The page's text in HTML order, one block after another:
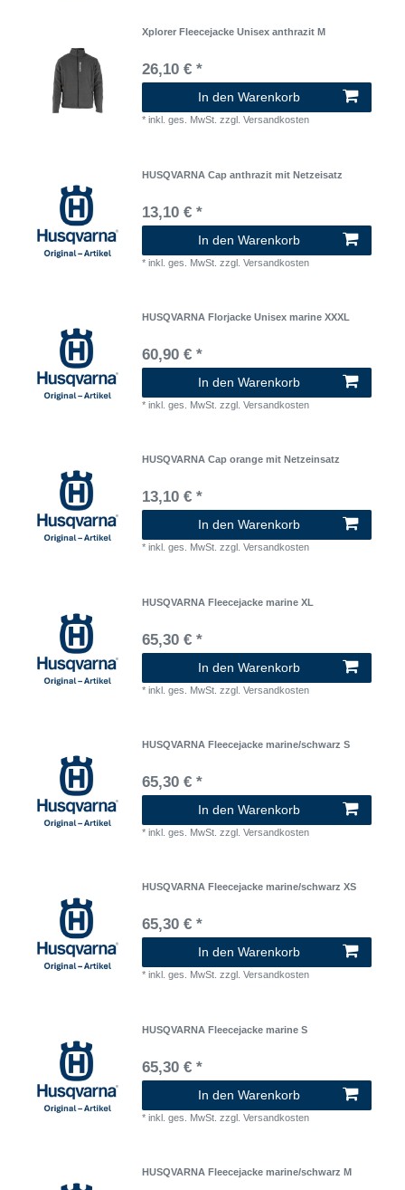
Xplorer Fleecejacke Unisex anthrazit M
26,10 € *
In den Warenkorb
*inkl. ges. MwSt. zzgl.Versandkosten
HUSQVARNA Cap anthrazit mit Netzeisatz
13,10 € *
In den Warenkorb
*inkl. ges. MwSt. zzgl.Versandkosten
HUSQVARNA Florjacke Unisex marine XXXL
60,90 € *
In den Warenkorb
*inkl. ges. MwSt. zzgl.Versandkosten
HUSQVARNA Cap orange mit Netzeinsatz
13,10 € *
In den Warenkorb
*inkl. ges. MwSt. zzgl.Versandkosten
HUSQVARNA Fleecejacke marine XL
65,30 € *
In den Warenkorb
*inkl. ges. MwSt. zzgl.Versandkosten
HUSQVARNA Fleecejacke marine/schwarz S
65,30 € *
In den Warenkorb
*inkl. ges. MwSt. zzgl.Versandkosten
HUSQVARNA Fleecejacke marine/schwarz XS
65,30 € *
In den Warenkorb
*inkl. ges. MwSt. zzgl.Versandkosten
HUSQVARNA Fleecejacke marine S
65,30 € *
In den Warenkorb
*inkl. ges. MwSt. zzgl.Versandkosten
HUSQVARNA Fleecejacke marine/schwarz M